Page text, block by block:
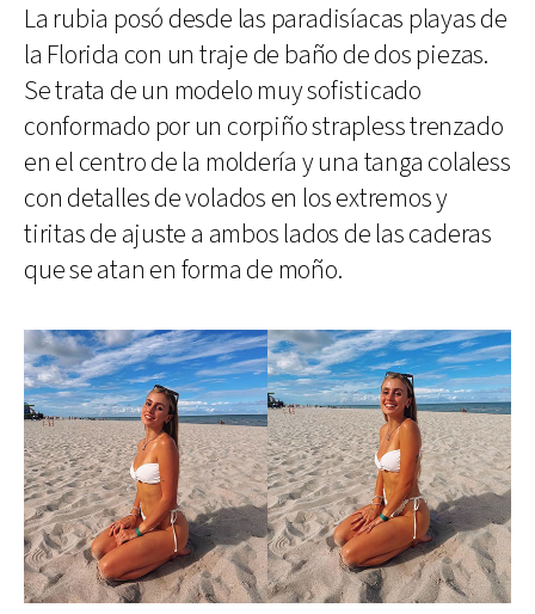
La rubia posó desde las paradisíacas playas de
la Florida con un traje de baño de dos piezas.
Se trata de un modelo muy sofisticado
conformado por un corpiño strapless trenzado
en el centro de la moldería y una tanga colaless
con detalles de volados en los extremos y
tiritas de ajuste a ambos lados de las caderas
que se atan en forma de moño.